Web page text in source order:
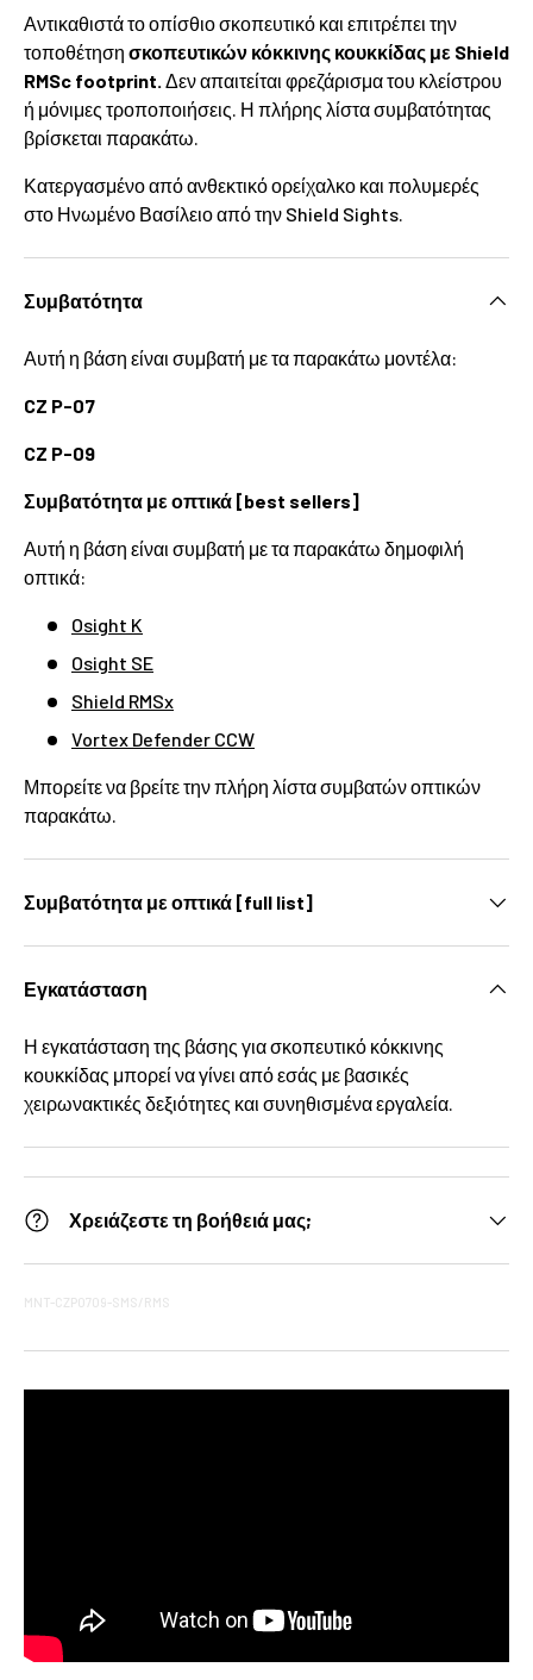
Αντικαθιστά το οπίσθιο σκοπευτικό και επιτρέπει την
τοποθέτηση σκοπευτικών κόκκινης κουκκίδας με Shield
RMSc footprint. Δεν απαιτείται φρεζάρισμα του κλείστρου
ή μόνιμες τροποποιήσεις. Η πλήρης λίστα συμβατότητας
βρίσκεται παρακάτω.
Κατεργασμένο από ανθεκτικό ορείχαλκο και πολυμερές
στο Ηνωμένο Βασίλειο από την Shield Sights.
Συμβατότητα
Αυτή η βάση είναι συμβατή με τα παρακάτω μοντέλα:
CZ P-07
CZ P-09
Συμβατότητα με οπτικά [best sellers]
Αυτή η βάση είναι συμβατή με τα παρακάτω δημοφιλή
οπτικά:
Osight K
Osight SE
Shield RMSx
Vortex Defender CCW
Μπορείτε να βρείτε την πλήρη λίστα συμβατών οπτικών
παρακάτω.
Συμβατότητα με οπτικά [full list]
Εγκατάσταση
Η εγκατάσταση της βάσης για σκοπευτικό κόκκινης
κουκκίδας μπορεί να γίνει από εσάς με βασικές
χειρωνακτικές δεξιότητες και συνηθισμένα εργαλεία.
Χρειάζεστε τη βοήθειά μας;
MNT-CZP0709-SMS/RMS